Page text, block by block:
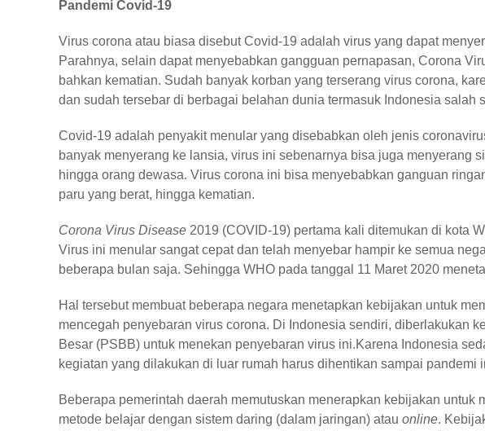
Pandemi Covid-19
Virus corona atau biasa disebut Covid-19 adalah virus yang dapat
Parahnya, selain dapat menyebabkan gangguan pernapasan, Corona
bahkan kematian. Sudah banyak korban yang terserang virus corona,
dan sudah tersebar di berbagai belahan dunia termasuk Indonesia salah
Covid-19 adalah penyakit menular yang disebabkan oleh jenis
banyak menyerang ke lansia, virus ini sebenarnya bisa juga menyerang
hingga orang dewasa. Virus corona ini bisa menyebabkan ganguan
paru yang berat, hingga kematian.
Corona Virus Disease 2019 (COVID-19) pertama kali ditemukan di kota
Virus ini menular sangat cepat dan telah menyebar hampir ke semua
beberapa bulan saja. Sehingga WHO pada tanggal 11 Maret 2020
Hal tersebut membuat beberapa negara menetapkan kebijakan untuk
mencegah penyebaran virus corona. Di Indonesia sendiri, diberlakukan
Besar (PSBB) untuk menekan penyebaran virus ini.Karena Indonesia
kegiatan yang dilakukan di luar rumah harus dihentikan sampai pandemi
Beberapa pemerintah daerah memutuskan menerapkan kebijakan untuk
metode belajar dengan sistem daring (dalam jaringan) atau online.